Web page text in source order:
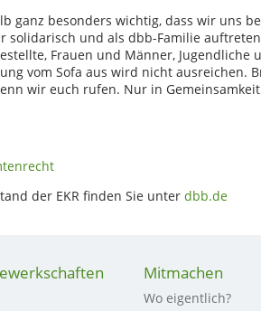
ganz besonders wichtig, dass wir uns
solidarisch und als dbb-Familie
Frauen und Männer, Jugendliche
vom Sofa aus wird nicht ausreichen.
wir euch rufen. Nur in
der EKR finden Sie unter dbb.de
Mitmachen
Wo eigentlich?